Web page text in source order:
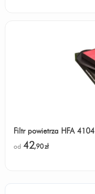
Filtr powietrza HFA 4104
od 42,90zł